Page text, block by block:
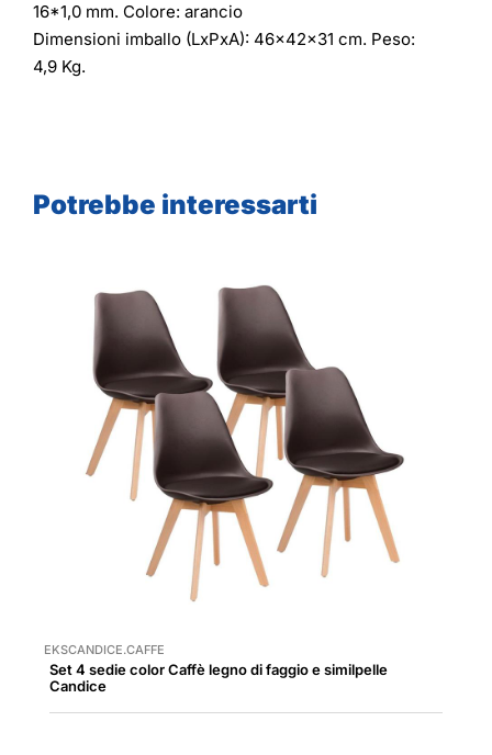
16*1,0 mm. Colore: arancio
Dimensioni imballo (LxPxA): 46x42x31 cm. Peso:
4,9 Kg.
Potrebbe interessarti
EKSCANDICE.CAFFE
Set 4 sedie color Caffè legno di faggio e similpelle
Candice